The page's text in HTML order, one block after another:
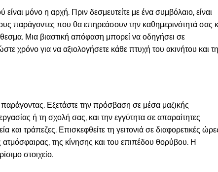
είναι μόνο η αρχή. Πριν δεσμευτείτε με ένα συμβόλαιο, είναι
παράγοντες που θα επηρεάσουν την καθημερινότητά σας
Μια βιαστική απόφαση μπορεί να οδηγήσει σε
χρόνο για να αξιολογήσετε κάθε πτυχή του ακινήτου και
Εξετάστε την πρόσβαση σε μέσα μαζικής
ή τη σχολή σας, και την εγγύτητα σε απαραίτητες
τράπεζες. Επισκεφθείτε τη γειτονιά σε διαφορετικές
της κίνησης και του επιπέδου θορύβου. Η
στοιχείο.